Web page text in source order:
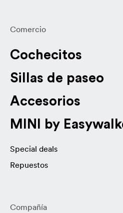
Comercio
Cochecitos
Sillas de paseo
Accesorios
MINI by
Special deals
Repuestos
Compañía